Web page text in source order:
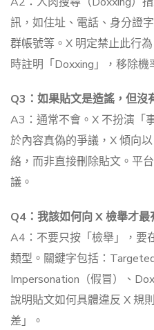
訊，如住址、電話、身分證
群帳號等。X 明定禁止此行
時註明「Doxxing」，移除機
Q3：如果貼文是造謠，但沒
A3：通常不會。X 不扮演「
於內容真偽的爭議，X 傾向
絡，而非直接刪除貼文。平
議。
Q4：我該如何向 X 檢舉才最
A4：不要只按「檢舉」，要
類型。關鍵字包括：
Impersonation（假冒）、
說明貼文如何具體違反 X 規
差」。